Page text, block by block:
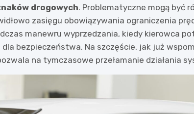
drogowych. Problematyczne mogą być
zasięgu obowiązywania ograniczenia
manewru wyprzedzania, kiedy kierowca
bezpieczeństwa. Na szczęście, jak już
na tymczasowe przełamanie działania